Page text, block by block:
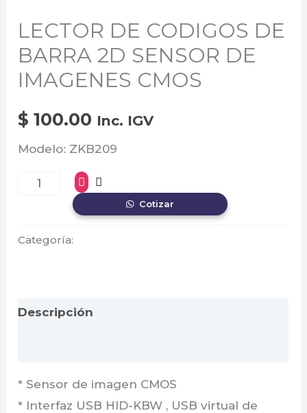
LECTOR DE CODIGOS DE
BARRA 2D SENSOR DE
IMAGENES CMOS
$ 100.00 Inc. IGV
Modelo: ZKB209
IMAGENES
CMOS
cantidad
Cotizar
Categoría:
Descripción
* Sensor de imagen CMOS
* Interfaz USB HID-KBW , USB virtual de